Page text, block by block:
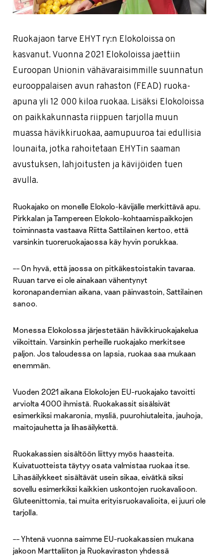
Ruokajaon tarve EHYT ry:n Elokoloissa on
kasvanut. Vuonna 2021 Elokoloissa jaettiin
Euroopan Unionin vähävaraisimmille suunnatun
eurooppalaisen avun rahaston (FEAD) ruoka-
apuna yli 12 000 kiloa ruokaa. Lisäksi Elokoloissa
on paikkakunnasta riippuen tarjolla muun
muassa hävikkiruokaa, aamupuuroa tai edullisia
lounaita, jotka rahoitetaan EHYTin saaman
avustuksen, lahjoitusten ja kävijöiden tuen
avulla.
Ruokajako on monelle Elokolo-kävijälle merkittävä apu.
Pirkkalan ja Tampereen Elokolo-kohtaamispaikkojen
toiminnasta vastaava Riitta Sattilainen kertoo, että
varsinkin tuoreruokajaossa käy hyvin porukkaa.
–– On hyvä, että jaossa on pitkäkestoistakin tavaraa.
Ruuan tarve ei ole ainakaan vähentynyt
koronapandemian aikana, vaan päinvastoin, Sattilainen
sanoo.
Monessa Elokolossa järjestetään hävikkiruokajakelua
viikoittain. Varsinkin perheille ruokajako merkitsee
paljon. Jos taloudessa on lapsia, ruokaa saa mukaan
enemmän.
Vuoden 2021 aikana Elokolojen EU-ruokajako tavoitti
arviolta 4000 ihmistä. Ruokakassit sisälsivät
esimerkiksi makaronia, mysliä, puurohiutaleita, jauhoja,
maitojauhetta ja lihasäilykettä.
Ruokakassien sisältöön liittyy myös haasteita.
Kuivatuotteista täytyy osata valmistaa ruokaa itse.
Lihasäilykkeet sisältävät usein sikaa, eivätkä siksi
sovellu esimerkiksi kaikkien uskontojen ruokavalioon.
Gluteenittomia, tai muita erityisruokavalioita, ei juuri ole
tarjolla.
–– Yhtenä vuonna saimme EU-ruokakassien mukana
jakoon Marttaliiton ja Ruokaviraston yhdessä